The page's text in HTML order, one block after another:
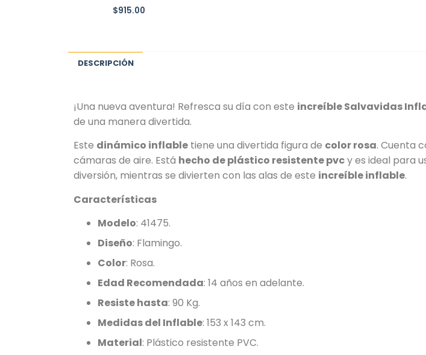
$915.00
DESCRIPCIÓN
¡Una nueva aventura! Refresca su día con este increíble Salvavidas
de una manera divertida.
Este dinámico inflable tiene una divertida figura de color rosa. Cuenta
cámaras de aire. Está hecho de plástico resistente pvcy es ideal para
diversión, mientras se divierten con las alas de este increíble inflable.
Características
Modelo: 41475.
Diseño: Flamingo.
Color: Rosa.
Edad Recomendada: 14 años en adelante.
Resiste hasta: 90 Kg.
Medidas del Inflable: 153 x 143 cm.
Material: Plástico resistente PVC.